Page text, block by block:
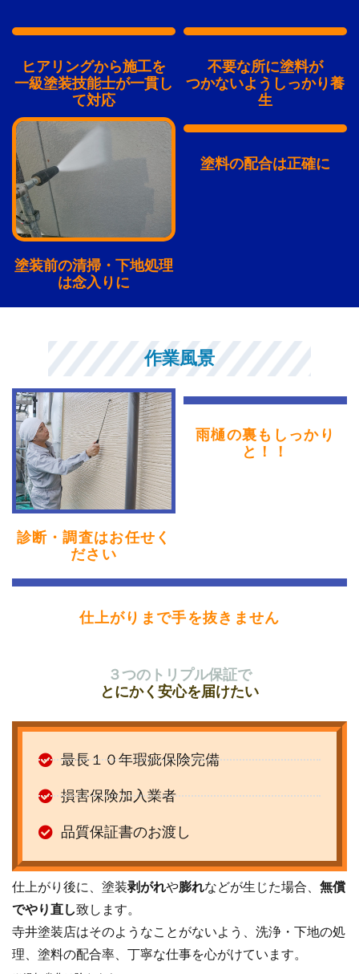
ヒアリングから施工を
一級塗装技能士が一貫し
て対応
不要な所に塗料が
つかないようしっかり養
生
塗装前の清掃・下地処理
は念入りに
塗料の配合は正確に
作業風景
診断・調査はお任せく
ださい
雨樋の裏もしっかり
と！！
仕上がりまで手を抜きません
３つのトリプル保証で
とにかく安心を届けたい
最長１０年瑕疵保険完備
損害保険加入業者
品質保証書のお渡し
仕上がり後に、塗装剥がれや膨れなどが生じた場合、 無償
でやり直し致します。
寺井塗装店はそのようなことがないよう、洗浄・下地の処
理、塗料の配合率、丁寧な仕事を心がけています。